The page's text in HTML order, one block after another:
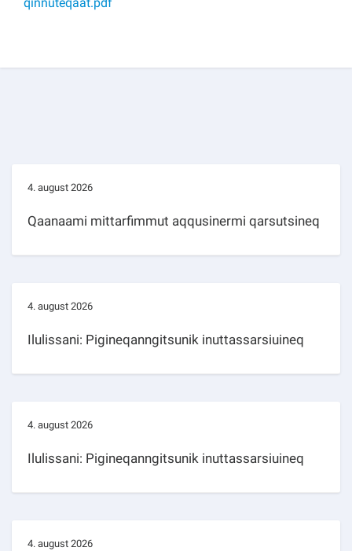
qinnuteqaat.pdf
4. august 2026
Qaanaami mittarfimmut aqqusinermi qarsutsineq
4. august 2026
Ilulissani: Pigineqanngitsunik inuttassarsiuineq
4. august 2026
Ilulissani: Pigineqanngitsunik inuttassarsiuineq
4. august 2026